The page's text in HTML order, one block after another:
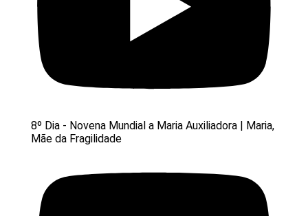
8º Dia - Novena Mundial a Maria Auxiliadora | Maria,
Mãe da Fragilidade